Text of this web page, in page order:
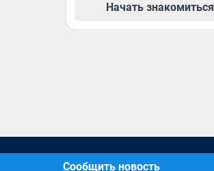
Начать знакомиться
Сообщить новость